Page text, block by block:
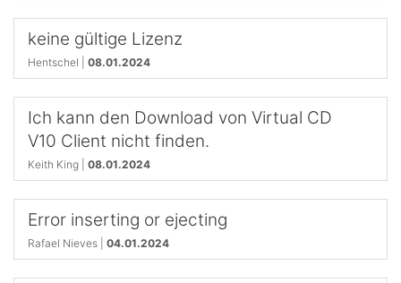
keine gültige Lizenz
Hentschel | 08.01.2024
Ich kann den Download von Virtual CD
V10 Client nicht finden.
Keith King | 08.01.2024
Error inserting or ejecting
Rafael Nieves | 04.01.2024